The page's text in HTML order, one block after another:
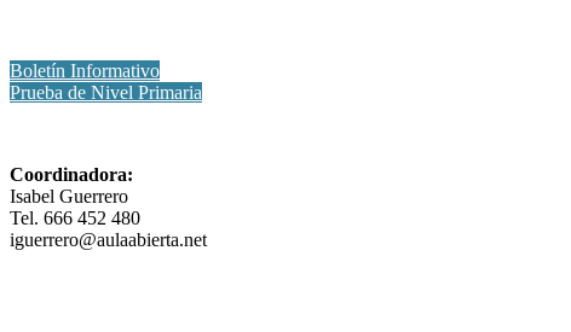
Boletín Informativo
Prueba de Nivel Primaria
Coordinadora:
Isabel Guerrero
Tel. 666 452 480
iguerrero@aulaabierta.net